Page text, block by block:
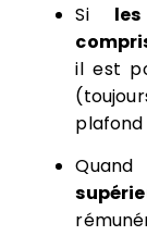
Si
il est
plafond
Quand